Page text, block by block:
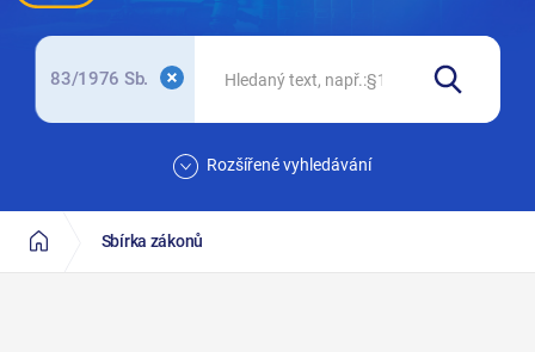
83/1976 Sb.
Rozšířené vyhledávání
Sbírka zákonů